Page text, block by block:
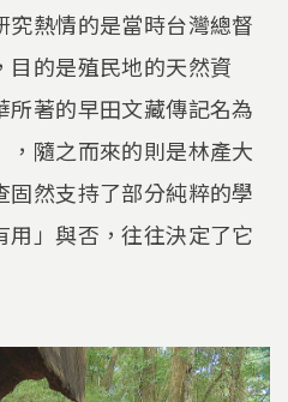
究熱情的是當時台灣總督
目的是殖民地的天然資
著的早田文藏傳記名為
，隨之而來的則是林產大
然支持了部分純粹的學
」與否，往往決定了它